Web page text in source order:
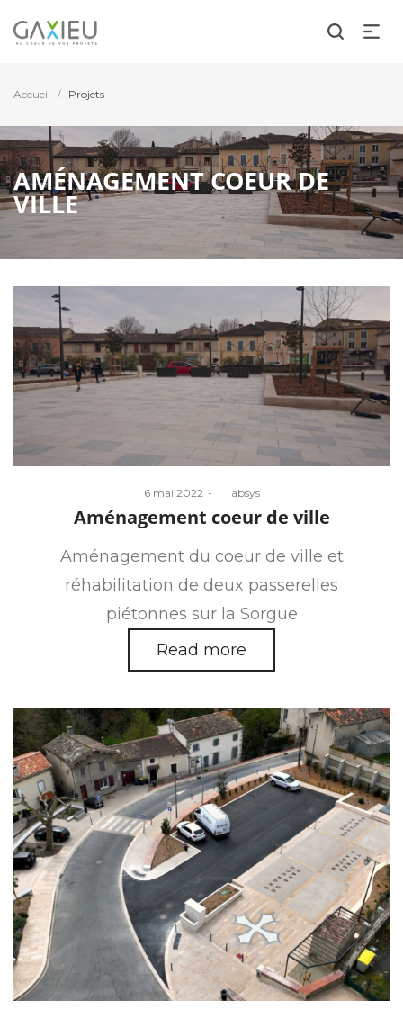
Accueil / Projets
AMÉNAGEMENT COEUR DE
VILLE
Posted
6 mai 2022 absys
Aménagement coeur de ville
Aménagement du coeur de ville et
réhabilitation de deux passerelles
piétonnes sur la Sorgue
Read more